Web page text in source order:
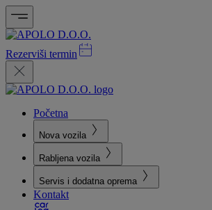
Rezerviši termin
Početna
Nova vozila
Rabljena vozila
Servis i dodatna oprema
Kontakt